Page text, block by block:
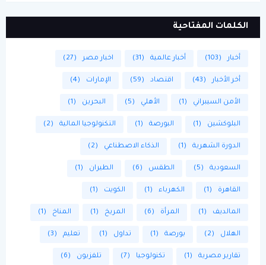
الكلمات المفتاحية
أخبار (103) أخبار عالمية (31) اخبار مصر (27)
أخر الأخبار (43) اقتصاد (59) الإمارات (4)
الأمن السيبراني (1) الأهلي (5) البحرين (1)
البلوكشين (1) البورصة (1) التكنولوجيا المالية (2)
الدورة الشهرية (1) الذكاء الاصطناعي (2)
السعودية (5) الطقس (6) الطيران (1)
القاهرة (1) الكهرباء (1) الكويت (1)
المالديف (1) المرأة (6) المريخ (1) المناخ (1)
الهلال (2) بورصة (1) تداول (1) تعليم (3)
تقارير مصرية (1) تكنولوجيا (7) تلفزيون (6)